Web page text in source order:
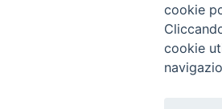
cookie
cookie